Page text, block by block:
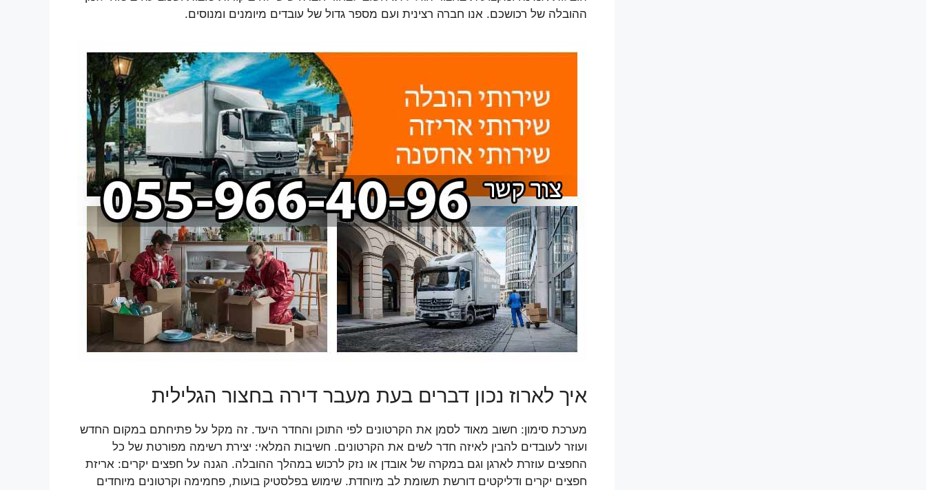
ההובלה של רכושכם. אנו חברה רצינית ועם מספר גדול של עובדים מיומנים ומנוסים.
איך לארוז נכון דברים בעת מעבר דירה בחצור הגלילית
מערכת סימון: חשוב מאוד לסמן את הקרטונים לפי התוכן והחדר היעד. זה מקל על פתיחתם במקום החדש
ועוזר לעובדים להבין לאיזה חדר לשים את הקרטונים. חשיבות המלאי: יצירת רשימה מפורטת של כל
החפצים עוזרת לארגן וגם במקרה של אובדן או נזק לרכוש במהלך ההובלה. הגנה על חפצים יקרים: אריזת
חפצים יקרים ודליקטים דורשת תשומת לב מיוחדת. שימוש בפלסטיק בועות, פחמימה וקרטונים מיוחדים